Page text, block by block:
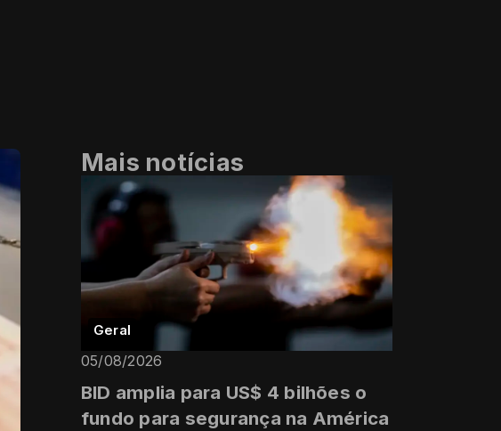
Mais notícias
Geral
05/08/2026
BID amplia para US$ 4 bilhões o
fundo para segurança na América